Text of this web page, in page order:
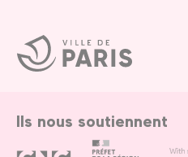
Ville
de
Paris
Ils nous soutiennent